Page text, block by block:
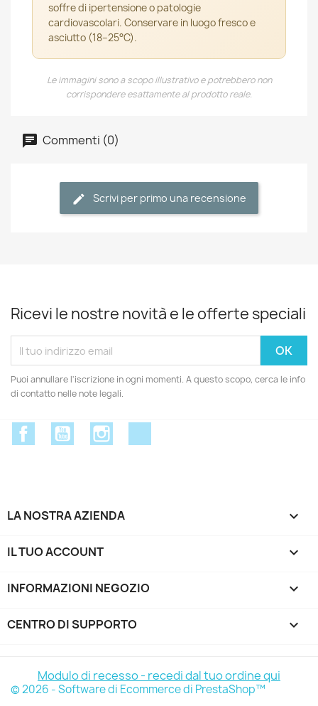
soffre di ipertensione o patologie
cardiovascolari. Conservare in luogo fresco e
asciutto (18–25°C).
Le immagini sono a scopo illustrativo e potrebbero non
corrispondere esattamente al prodotto reale.
Commenti (0)
Scrivi per primo una recensione
Ricevi le nostre novità e le offerte speciali
Puoi annullare l'iscrizione in ogni momenti. A questo scopo, cerca le info
di contatto nelle note legali.
FacebookYouTube
LA NOSTRA AZIENDA 
IL TUO ACCOUNT 
INFORMAZIONI NEGOZIO keyboard_arrow_down
CENTRO DI SUPPORTO 
Modulo di recesso - recedi dal tuo ordine qui
© 2026 - Software di Ecommerce di PrestaShop™